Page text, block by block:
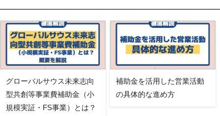
グローバルサウス未来志向
型共創等事業費補助金（小
規模実証・FS事業）とは？
補助金を活用した営業活動
の具体的な進め方